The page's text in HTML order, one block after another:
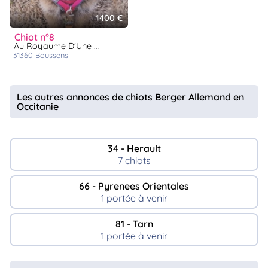
1400 €
chiot n°8
Au Royaume D'Une Nuit Etoilée
31360 boussens
Les autres annonces de chiots Berger Allemand en
Occitanie
34 - Herault
7 chiots
66 - Pyrenees Orientales
1 portée à venir
81 - Tarn
1 portée à venir